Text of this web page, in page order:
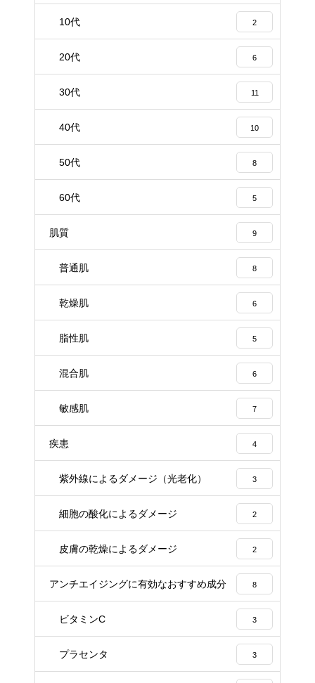
10代 2
20代 6
30代 11
40代 10
50代 8
60代 5
肌質 9
普通肌 8
乾燥肌 6
脂性肌 5
混合肌 6
敏感肌 7
疾患 4
紫外線によるダメージ（光老化） 3
細胞の酸化によるダメージ 2
皮膚の乾燥によるダメージ 2
アンチエイジングに有効なおすすめ成分 8
ビタミンC 3
プラセンタ 3